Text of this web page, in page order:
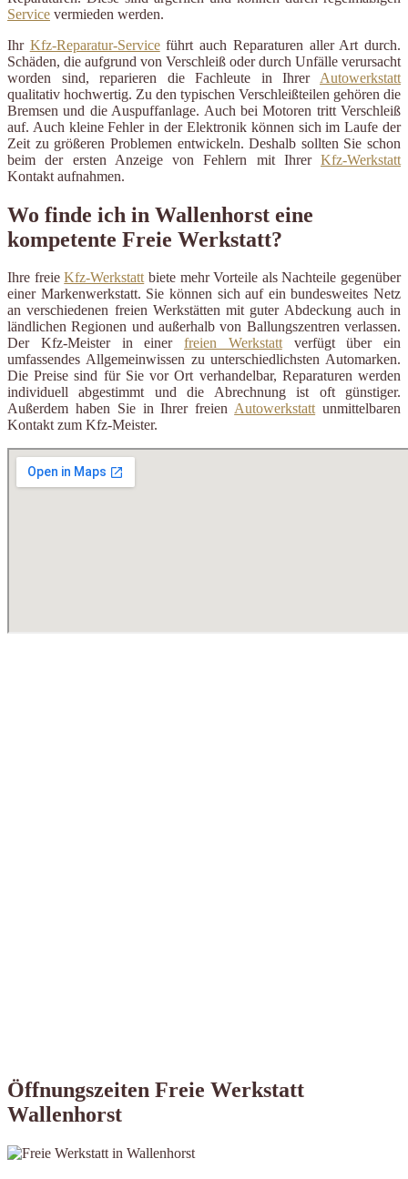
Service vermieden werden.
Ihr Kfz-Reparatur-Serviceführt auch Reparaturen aller Art durch.
Schäden, die aufgrund von Verschleiß oder durch Unfälle verursacht
worden sind, reparieren die Fachleute in Ihrer Autowerkstatt
qualitativ hochwertig. Zu den typischen Verschleißteilen gehören die
Bremsen und die Auspuffanlage. Auch bei Motoren tritt Verschleiß
auf. Auch kleine Fehler in der Elektronik können sich im Laufe der
Zeit zu größeren Problemen entwickeln. Deshalb sollten Sie schon
beim der ersten Anzeige von Fehlern mit Ihrer Kfz-Werkstatt
Kontakt aufnahmen.
Wo finde ich in Wallenhorst eine
kompetente Freie Werkstatt?
Ihre freieKfz-Werkstattbiete mehr Vorteile als Nachteile gegenüber
einer Markenwerkstatt. Sie können sich auf ein bundesweites Netz
an verschiedenen freien Werkstätten mit guter Abdeckung auch in
ländlichen Regionen und außerhalb von Ballungszentren verlassen.
Der Kfz-Meister in einer freien Werkstattverfügt über ein
umfassendes Allgemeinwissen zu unterschiedlichsten Automarken.
Die Preise sind für Sie vor Ort verhandelbar, Reparaturen werden
individuell abgestimmt und die Abrechnung ist oft günstiger.
Außerdem haben Sie in Ihrer freienAutowerkstattunmittelbaren
Kontakt zum Kfz-Meister.
Öffnungszeiten Freie Werkstatt
Wallenhorst